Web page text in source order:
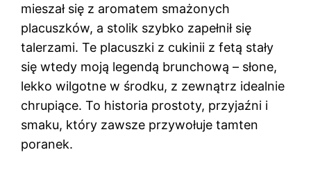
mieszał się z aromatem smażonych
placuszków, a stolik szybko zapełnił się
talerzami. Te placuszki z cukinii z fetą stały
się wtedy moją legendą brunchową – słone,
lekko wilgotne w środku, z zewnątrz idealnie
chrupiące. To historia prostoty, przyjaźni i
smaku, który zawsze przywołuje tamten
poranek.